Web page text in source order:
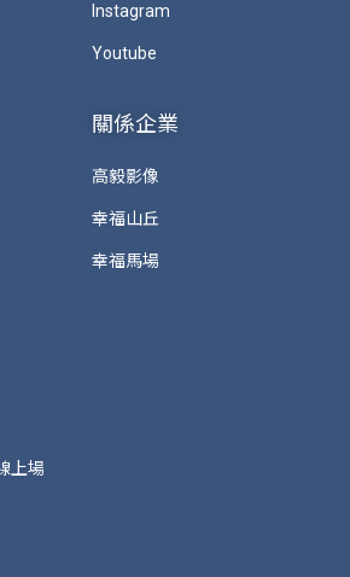
Instagram
Youtube
關係企業
高毅影像
幸福山丘
幸福馬場
上場